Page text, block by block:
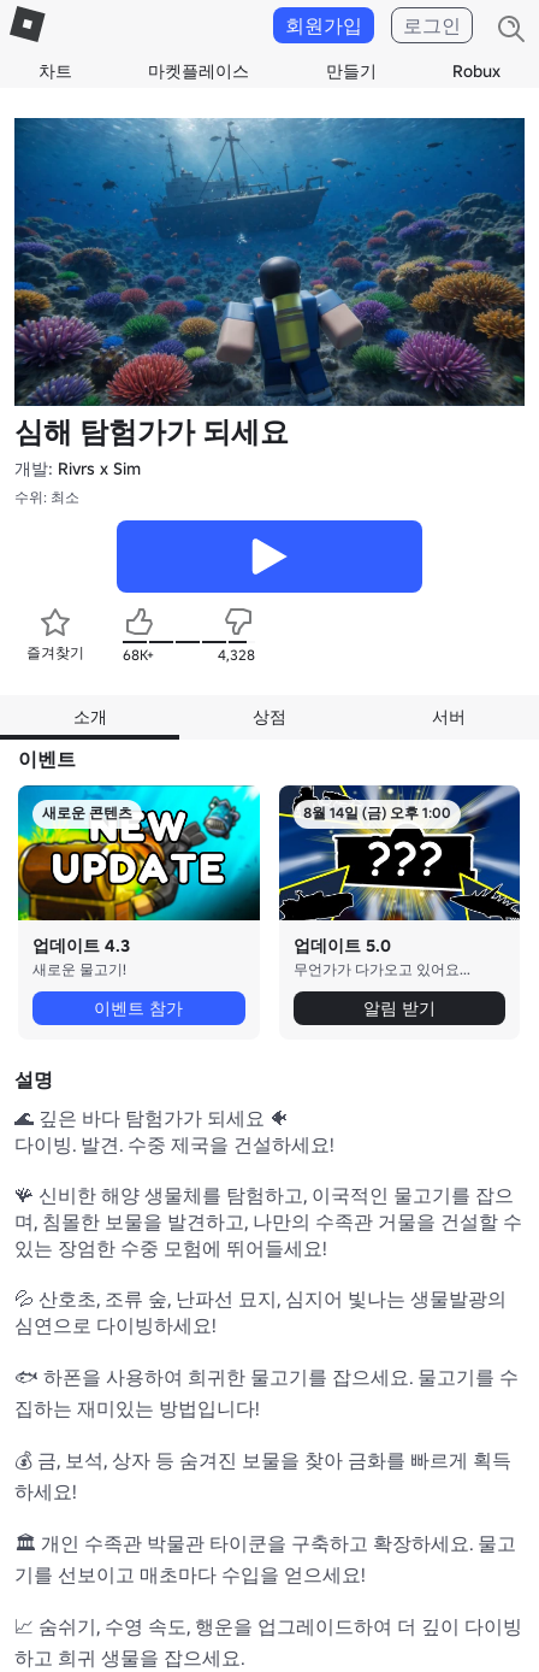
차트 마켓플레이스 만들기 Robux
회원가입 로그인
심해 탐험가가 되세요
개발: Rivrs x Sim
수위: 최소
즐겨찾기 68K+ 4,328
소개 상점 서버
이벤트
새로운 콘텐츠
업데이트 4.3
새로운 물고기!
이벤트 참가
8월 14일 (금) 오후 1:00
업데이트 5.0
무언가가 다가오고 있어요...
알림 받기
설명
🌊 깊은 바다 탐험가가 되세요 🐠
다이빙. 발견. 수중 제국을 건설하세요!
🪸 신비한 해양 생물체를 탐험하고, 이국적인 물고기를 잡으
며, 침몰한 보물을 발견하고, 나만의 수족관 거물을 건설할 수
있는 장엄한 수중 모험에 뛰어들세요!
💦 산호초, 조류 숲, 난파선 묘지, 심지어 빛나는 생물발광의
심연으로 다이빙하세요!
🐟 하폰을 사용하여 희귀한 물고기를 잡으세요. 물고기를 수
집하는 재미있는 방법입니다!
💰 금, 보석, 상자 등 숨겨진 보물을 찾아 금화를 빠르게 획득
하세요!
🏛️ 개인 수족관 박물관 타이쿤을 구축하고 확장하세요. 물고
기를 선보이고 매초마다 수입을 얻으세요!
📈 숨쉬기, 수영 속도, 행운을 업그레이드하여 더 깊이 다이빙
하고 희귀 생물을 잡으세요.